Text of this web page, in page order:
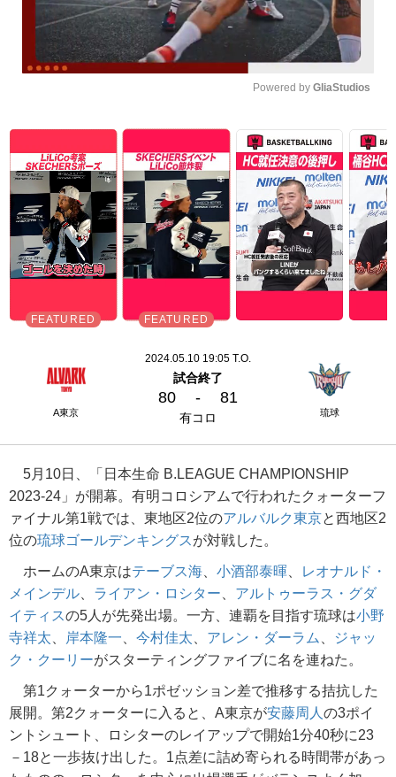
Powered by GliaStudios
A東京
2024.05.10 19:05 T.O.
試合終了
80 - 81
有コロ 琉球
5月10日、「日本生命 B.LEAGUE CHAMPIONSHIP
2023-24」が開幕。有明コロシアムで行われたクォーターフ
ァイナル第1戦では、東地区2位のアルバルク東京と西地区2
位の琉球ゴールデンキングスが対戦した。
ホームのA東京はテーブス海 小酒部泰暉
レオナルド・
メインデル
ライアン・ロシター
アルトゥーラス・グダ
イティスの5人が先発出場。一方、連覇を目指す琉球は小野
寺祥太
岸本隆一 今村佳太 アレン・ダーラム
ジャッ
ク・クーリーがスターティングファイブに名を連ねた。
第1クォーターから1ポゼッション差で推移する拮抗した
展開。第2クォーターに入ると、A東京が安藤周人 の3ポイ
ントシュート、ロシターのレイアップで開始1分40秒に23
－18と一歩抜け出した。1点差に詰め寄られる時間帯があっ